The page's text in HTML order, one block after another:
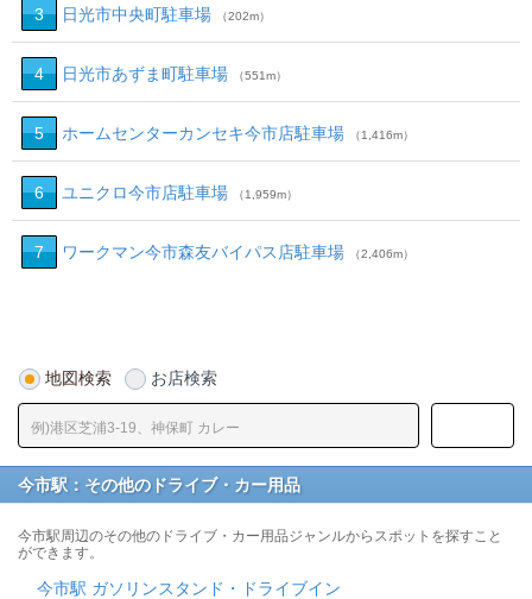
3 日光市中央町駐車場 （202m）
4 日光市あずま町駐車場 （551m）
5 ホームセンターカンセキ今市店駐車場 （1,416m）
6 ユニクロ今市店駐車場 （1,959m）
7 ワークマン今市森友バイパス店駐車場 （2,406m）
地図検索 お店検索
今市駅：その他のドライブ・カー用品
今市駅周辺のその他のドライブ・カー用品ジャンルからスポットを探すこと
ができます。
今市駅 ガソリンスタンド・ドライブイン